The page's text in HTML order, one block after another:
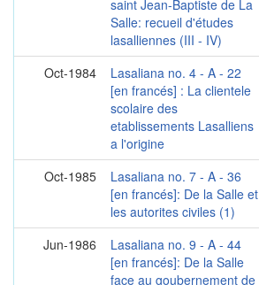
saint Jean-Baptiste de La
Salle: recueil d'études
lasalliennes (III - IV)
Oct-1984
Lasaliana no. 4 - A - 22
[en francés] : La clientele
scolaire des
etablissements Lasalliens
a l'origine
Oct-1985
Lasaliana no. 7 - A - 36
[en francés]: De la Salle et
les autorites civiles (1)
Jun-1986
Lasaliana no. 9 - A - 44
[en francés]: De la Salle
face au goubernement de